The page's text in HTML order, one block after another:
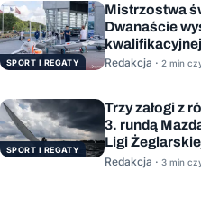
SPORT I REGATY
Mistrzostwa
Dwanaście
kwalifikacyjnej
Redakcja · 2 min
SPORT I REGATY
Trzy załogi z
3. rundą
Ligi
Redakcja · 3 min